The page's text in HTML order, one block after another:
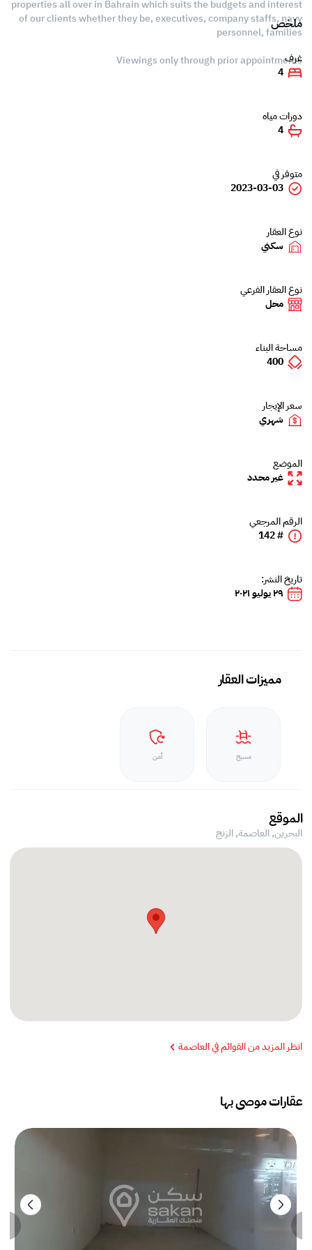
properties all over in Bahrain which suits the budgets and interest
of our clients whether they be, executives, company staffs, navy
personnel, families
Viewings only through prior appointments
ملخص
غرف
4
دورات مياه
4
متوفر في
2023-03-03
نوع العقار
سكني
نوع العقار الفرعي
محل
مساحة البناء
400
سعر الإيجار
شهري
الموضع
غير محدد
الرقم المرجعي
# 142
تاريخ النشر:
٢٩ يوليو ٢٠٢١
مميزات العقار
مسبح أمن
الموقع
البحرين, العاصمة,الزنج
انظر المزيد من القوائم في العاصمة
عقارات موصى بها